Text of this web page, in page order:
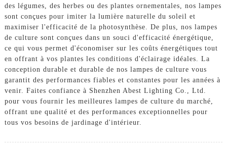
des légumes, des herbes ou des plantes ornementales, nos lampes
sont conçues pour imiter la lumière naturelle du soleil et
maximiser l'efficacité de la photosynthèse. De plus, nos lampes
de culture sont conçues dans un souci d'efficacité énergétique,
ce qui vous permet d'économiser sur les coûts énergétiques tout
en offrant à vos plantes les conditions d'éclairage idéales. La
conception durable et durable de nos lampes de culture vous
garantit des performances fiables et constantes pour les années à
venir. Faites confiance à Shenzhen Abest Lighting Co., Ltd.
pour vous fournir les meilleures lampes de culture du marché,
offrant une qualité et des performances exceptionnelles pour
tous vos besoins de jardinage d'intérieur.